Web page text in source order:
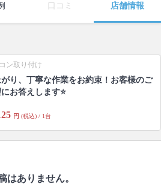
口コミ 店舗情報
ン取り付け
り、丁寧な作業をお約束！お客様のご
お答えします⭐️
円 (税込) / 1台
はありません。